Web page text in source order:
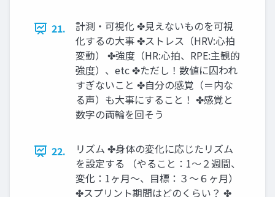
21.
計測・可視化 ✤見えないものを可視
化するの大事 ✤ストレス（HRV:心拍
変動） ✤強度（HR:心拍、RPE:主観的
強度）、etc ✤ただし！数値に囚われ
すぎないこと ✤自分の感覚（＝内な
る声）も大事にすること！ ✤感覚と
数字の両輪を回そう
22.
リズム ✤身体の変化に応じたリズム
を設定する （やること：1〜２週間、
変化：1ヶ月〜、目標：３〜６ヶ月）
✤スプリント期間はどのくらい？ ✤